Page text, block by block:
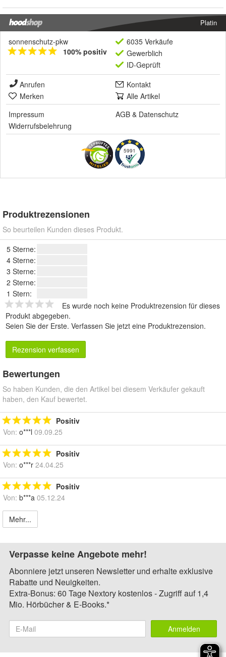
Platin
sonnenschutz-pkw
100% positiv
6035 Verkäufe
Gewerblich
ID-Geprüft
Anrufen
Kontakt
Merken
Alle Artikel
Impressum
AGB & Datenschutz
Widerrufsbelehrung
5991
Produktrezensionen
So beurteilen Kunden dieses Produkt.
5 Sterne:
4 Sterne:
3 Sterne:
2 Sterne:
1 Stern:
Es wurde noch keine Produktrezension für dieses
Produkt abgegeben.
Seien Sie der Erste. Verfassen Sie jetzt eine Produktrezension.
Rezension verfassen
Bewertungen
So haben Kunden, die den Artikel bei diesem Verkäufer gekauft
haben, den Kauf bewertet.
Positiv
Von: o***l 09.09.25
Positiv
Von: o***r 24.04.25
Positiv
Von: b***a 05.12.24
Mehr...
Verpasse keine Angebote mehr!
Abonniere jetzt unseren Newsletter und erhalte exklusive
Rabatte und Neuigkeiten.
Extra-Bonus: 60 Tage Nextory kostenlos - Zugriff auf 1,4
Mio. Hörbücher & E-Books.*
Anmelden